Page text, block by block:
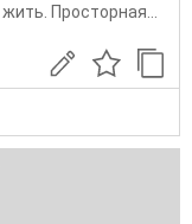
Просторная...